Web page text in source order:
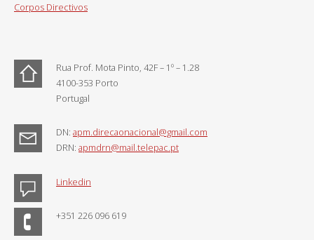
Corpos Directivos
Rua Prof. Mota Pinto, 42F – 1º – 1.28
4100-353 Porto
Portugal
DN: apm.direcaonacional@gmail.com
DRN: apmdrn@mail.telepac.pt
Linkedin
+351 226 096 619